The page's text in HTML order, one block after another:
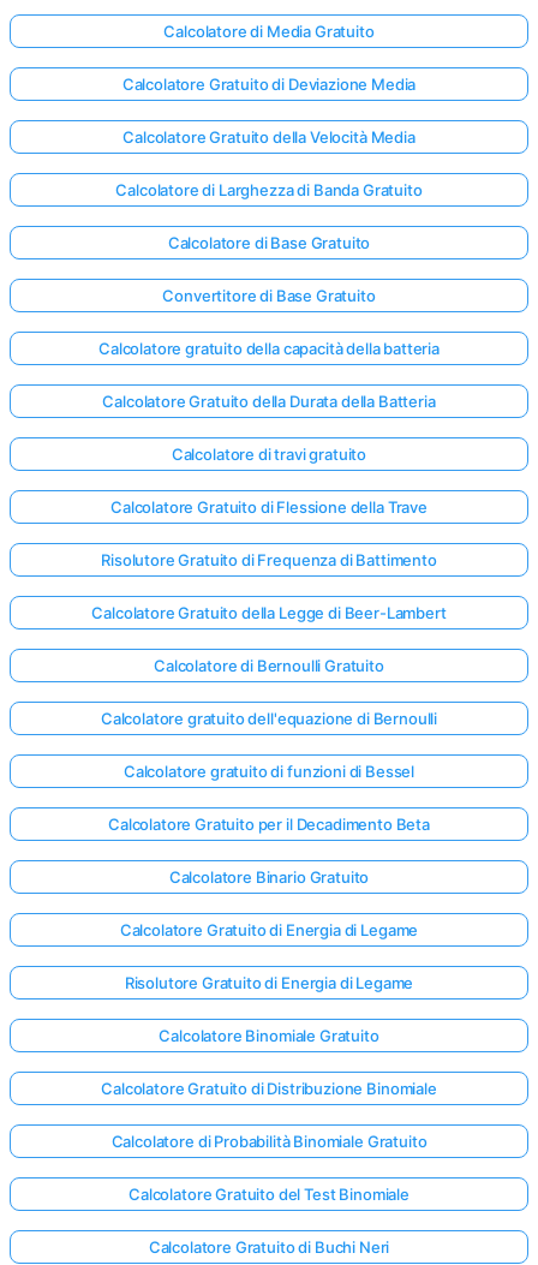
la Tua
Prima
Calcolatore di Media Gratuito
Calcolatore Gratuito di Deviazione Media
Calcolatore Gratuito della Velocità Media
Calcolatore di Larghezza di Banda Gratuito
Calcolatore di Base Gratuito
Convertitore di Base Gratuito
Calcolatore gratuito della capacità della batteria
Calcolatore Gratuito della Durata della Batteria
Calcolatore di travi gratuito
Calcolatore Gratuito di Flessione della Trave
Risolutore Gratuito di Frequenza di Battimento
Calcolatore Gratuito della Legge di Beer-Lambert
Calcolatore di Bernoulli Gratuito
Calcolatore gratuito dell'equazione di Bernoulli
Calcolatore gratuito di funzioni di Bessel
Calcolatore Gratuito per il Decadimento Beta
Calcolatore Binario Gratuito
Calcolatore Gratuito di Energia di Legame
Risolutore Gratuito di Energia di Legame
Calcolatore Binomiale Gratuito
Calcolatore Gratuito di Distribuzione Binomiale
Calcolatore di Probabilità Binomiale Gratuito
Calcolatore Gratuito del Test Binomiale
Calcolatore Gratuito di Buchi Neri